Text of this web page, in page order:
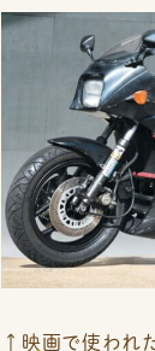
↑映画で使われた